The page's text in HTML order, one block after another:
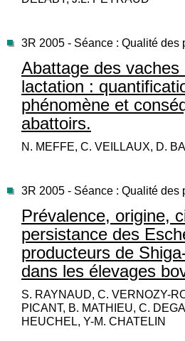
3R 2005 - Séance : Qualité des
Abattage des vaches
lactation :
phénomène et
abattoirs.
N. MEFFE, C. VEILLAUX, D.
3R 2005 - Séance : Qualité des
Prévalence, origine,
persistance des
producteurs de
dans les élevages
S. RAYNAUD, C. VERNOZY-
PICANT, B. MATHIEU, C.
HEUCHEL, Y-M. CHATELIN